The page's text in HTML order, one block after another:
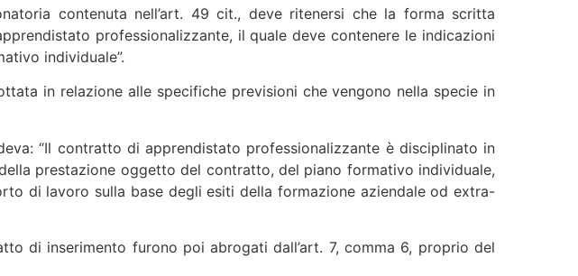
contenuta nell’art. 49 cit., deve ritenersi che la forma scritta
professionalizzante, il quale deve contenere le indicazioni
individuale”.
in relazione alle specifiche previsioni che vengono nella specie in
“Il contratto di apprendistato professionalizzante è disciplinato in
prestazione oggetto del contratto, del piano formativo individuale,
di lavoro sulla base degli esiti della formazione aziendale od extra-
di inserimento furono poi abrogati dall’art. 7, comma 6, proprio del